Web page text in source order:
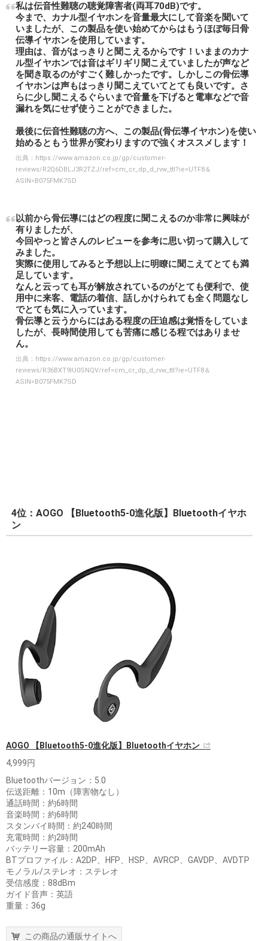
私は伝音性難聴の聴覚障害者(両耳70dB)です。
今まで、カナル型イヤホンを音量最大にして音楽を聞いて
いましたが、この製品を使い始めてからはもうほぼ毎日骨
伝導イヤホンを使用しています。
理由は、音がはっきりと聞こえるからです！いままのカナ
ル型イヤホンでは音はギリギリ聞こえていましたが声など
を聞き取るのがすごく難しかったです。しかしこの骨伝導
イヤホンは声もはっきり聞こえていてとても良いです。さ
らに少し聞こえるぐらいまで音量を下げると電車などで音
漏れを気にせず使うことができました。
最後に伝音性難聴の方へ、この製品(骨伝導イヤホン)を使い
始めるともう世界が変わりますので強くオススメします！
出典： https://www.amazon.co.jp/gp/customer-
reviews/R2Q6DBLJ3R2TZJ/ref=cm_cr_dp_d_rvw_ttl?ie=UTF8＆
ASIN=B075FMK7SD
以前から骨伝導にはどの程度に聞こえるのか非常に興味が
有りましたが、
今回やっと皆さんのレビューを参考に思い切って購入して
みました。
実際に使用してみると予想以上に明瞭に聞こえてとても満
足しています。
なんと云っても耳が解放されているのがとても便利で、使
用中に来客、電話の着信、話しかけられても全く問題なし
でとても気に入っています。
骨伝導と云うからにはある程度の圧迫感は覚悟をしていま
したが、長時間使用しても苦痛に感じる程ではありませ
ん。
出典： https://www.amazon.co.jp/gp/customer-
reviews/R36BXT9IU0SNQV/ref=cm_cr_dp_d_rvw_ttl?ie=UTF8＆
ASIN=B075FMK7SD
4位：AOGO 【Bluetooth5-0進化版】Bluetoothイヤホ
ン
AOGO 【Bluetooth5-0進化版】Bluetoothイヤホン
4,999円
Bluetoothバージョン：5.0
伝送距離：10m（障害物なし）
通話時間：約6時間
音楽時間：約6時間
スタンバイ時間：約240時間
充電時間：約2時間
バッテリー容量：200mAh
BTプロファイル：A2DP、HFP、HSP、AVRCP、GAVDP、AVDTP
モノラル/ステレオ：ステレオ
受信感度：88dBm
ガイド音声：英語
重量：36g
この商品の通販サイトへ